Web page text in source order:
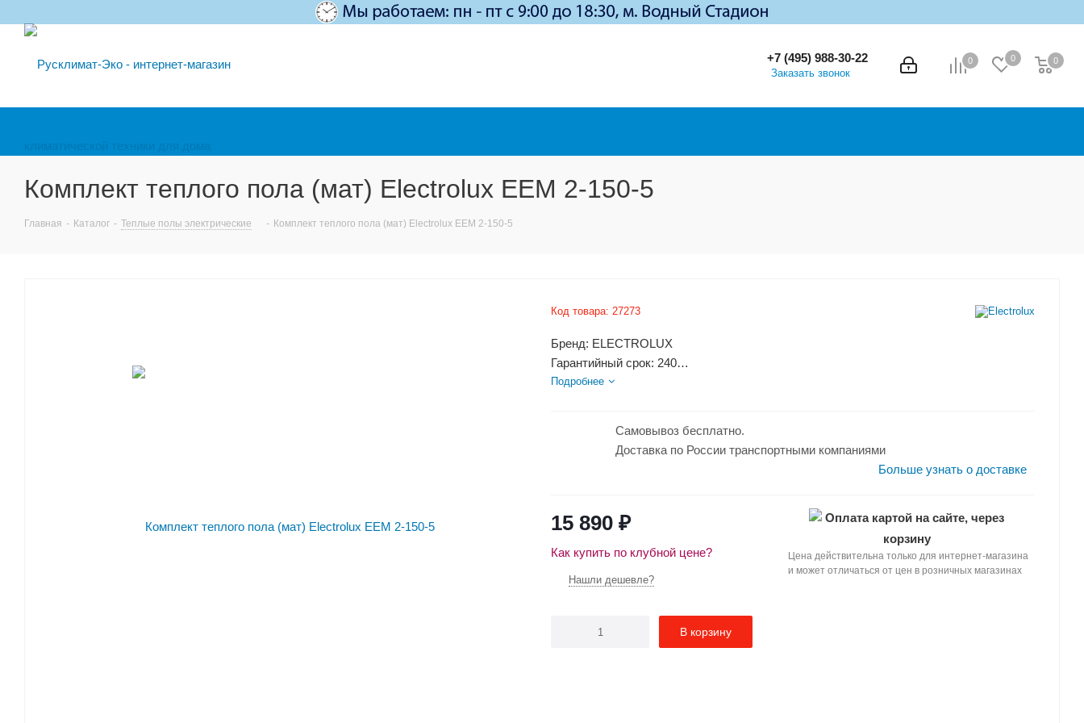
0 0 0
0
+7 (495) 988-30-22
Заказать звонок
Комплект теплого пола (мат) Electrolux EEM 2-150-5
Главная - Каталог - Теплые полы электрические - Комплект теплого пола (мат) Electrolux EEM 2-150-5
Код товара: 27273
Бренд: ELECTROLUX
Гарантийный срок: 240
Макс. площадь поверхности обогрева: 5
Подробнее
Самовывоз бесплатно.
Доставка по России транспортными компаниями
Больше узнать о доставке
15 890 ₽
Как купить по клубной цене?
Нашли дешевле?
В корзину
Оплата картой на сайте, через
корзину
Цена действительна только для интернет-магазина
и может отличаться от цен в розничных магазинах